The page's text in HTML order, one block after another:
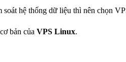
soát hệ thống dữ liệu thì nên chọn
bản của VPS Linux.